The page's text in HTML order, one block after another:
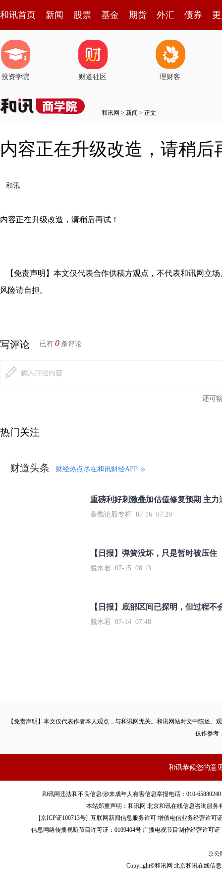
和讯首页 新闻 股票 基金 期货 外汇 债券
投资学院 财道社区 理财客
和讯网 > 新闻 > 正文
内容正在升级改造，请稍后
和讯
内容正在升级改造，请稍后再试！
【免责声明】本文仅代表合作供稿方观点，不代表和讯网立
风险请自担。
写评论 已有 0 条评论
还可
热门关注
财道头条 财经热点尽在和讯财经APP
秦蠡论股专栏 07-16 07:29
【日报】弹簧没坏，只是暂时被压住
脱水君 07-15 08:13
【日报】底部区间已探明，但过程不
脱水君 07-14 07:48
【免责声明】本文仅代表作者本人观点，与和讯网无关。和讯网站对文中陈述
仅作参考
和讯恭候您的意
和讯网违法和不良信息/涉未成年人有害信息举报电话：010-
本站郑重声明：和讯网 北京和讯在线信息咨询服
[京ICP证100713号]互联网新闻信息服务许可 增值电信业务经营许可
信息网络传播视听节目许可证：0109404号 广播电视节目制作经营许可证
京公
Copyright©和讯网 北京和讯在线信